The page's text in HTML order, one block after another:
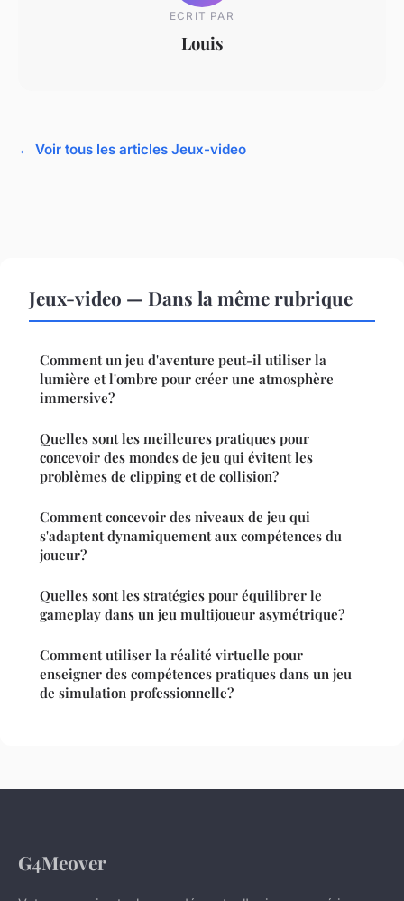
ECRIT PAR
Louis
← Voir tous les articles Jeux-video
Jeux-video — Dans la même rubrique
Comment un jeu d'aventure peut-il utiliser la
lumière et l'ombre pour créer une atmosphère
immersive?
Quelles sont les meilleures pratiques pour
concevoir des mondes de jeu qui évitent les
problèmes de clipping et de collision?
Comment concevoir des niveaux de jeu qui
s'adaptent dynamiquement aux compétences du
joueur?
Quelles sont les stratégies pour équilibrer le
gameplay dans un jeu multijoueur asymétrique?
Comment utiliser la réalité virtuelle pour
enseigner des compétences pratiques dans un jeu
de simulation professionnelle?
G4Meover